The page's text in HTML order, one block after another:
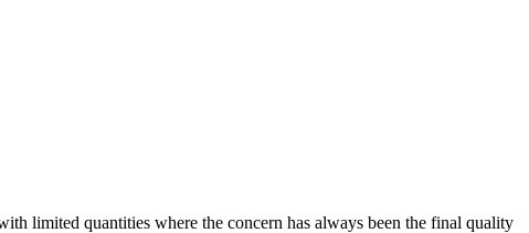
limited quantities where the concern has always been the final quality